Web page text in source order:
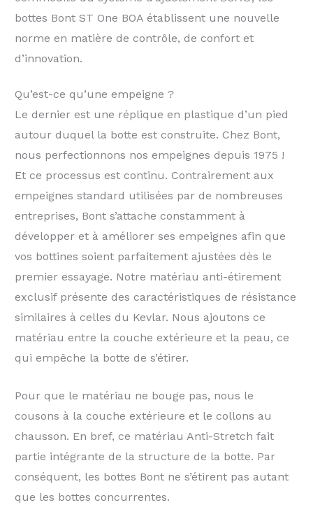
bottes Bont ST One BOA établissent une nouvelle
norme en matière de contrôle, de confort et
d’innovation.
Qu’est-ce qu’une empeigne ?
Le dernier est une réplique en plastique d’un pied
autour duquel la botte est construite. Chez Bont,
nous perfectionnons nos empeignes depuis 1975 !
Et ce processus est continu. Contrairement aux
empeignes standard utilisées par de nombreuses
entreprises, Bont s’attache constamment à
développer et à améliorer ses empeignes afin que
vos bottines soient parfaitement ajustées dès le
premier essayage. Notre matériau anti-étirement
exclusif présente des caractéristiques de résistance
similaires à celles du Kevlar. Nous ajoutons ce
matériau entre la couche extérieure et la peau, ce
qui empêche la botte de s’étirer.
Pour que le matériau ne bouge pas, nous le
cousons à la couche extérieure et le collons au
chausson. En bref, ce matériau Anti-Stretch fait
partie intégrante de la structure de la botte. Par
conséquent, les bottes Bont ne s’étirent pas autant
que les bottes concurrentes.